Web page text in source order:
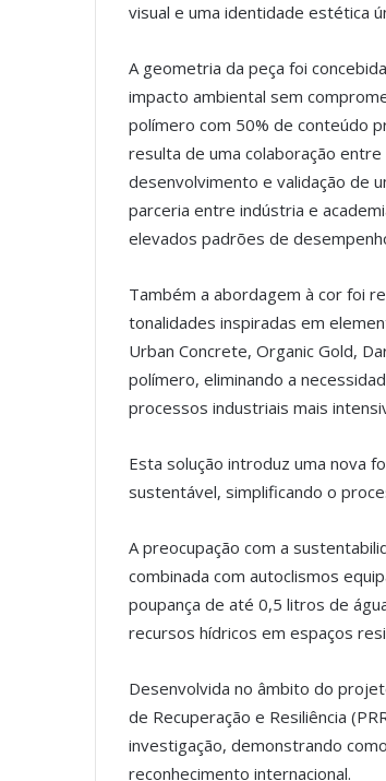
visual e uma identidade estética
A geometria da peça foi
impacto ambiental sem
polímero com 50% de conteúdo
resulta de uma colaboração
desenvolvimento e validação de
parceria entre indústria e
elevados padrões de
Também a abordagem à cor foi
tonalidades inspiradas em
Urban Concrete, Organic Gold,
polímero, eliminando a
processos industriais mais
Esta solução introduz uma nova
sustentável, simplificando o
A preocupação com a
combinada com autoclismos
poupança de até 0,5 litros de
recursos hídricos em espaços
Desenvolvida no âmbito do
de Recuperação e Resiliência
investigação, demonstrando
reconhecimento internacional.